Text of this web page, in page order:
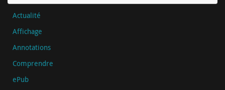
Actualité
Affichage
Annotations
Comprendre
ePub